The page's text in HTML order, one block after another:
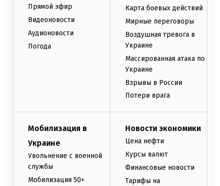
Прямой эфир
Видеоновости
Аудионовости
Погода
Карта боевых действий
Мирные переговоры
Воздушная тревога в
Украине
Массированная атака по
Украине
Взрывы в России
Потери врага
Мобилизация в
Украине
Увольнение с военной
службы
Мобилизация 50+
Новости экономики
Цена нефти
Курсы валют
Финансовые новости
Тарифы на